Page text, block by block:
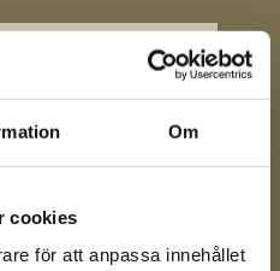
Om
cookies
för att anpassa innehållet